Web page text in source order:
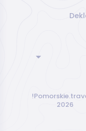
2026